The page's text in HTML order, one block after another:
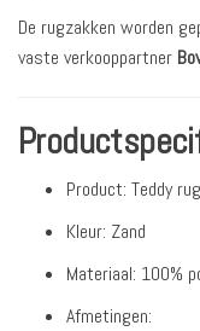
De rugzakken worden
vaste verkooppartner
Product: Teddy
Kleur: Zand
Materiaal: 100%
Afmetingen: